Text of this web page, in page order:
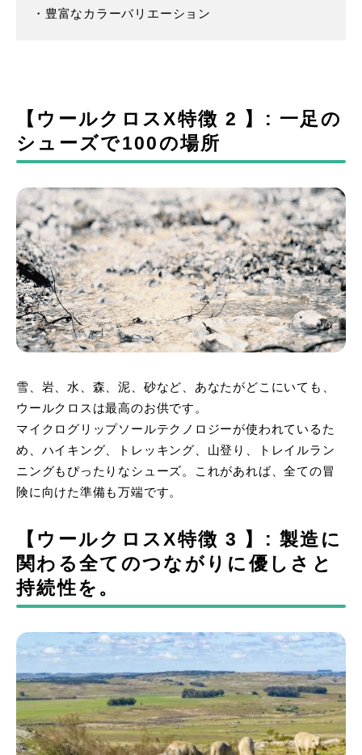
・豊富なカラーバリエーション
【ウールクロスX特徴 2 】: ⼀⾜の
シューズで100の場所
雪、岩、⽔、森、泥、砂など、あなたがどこにいても、
ウールクロスは最⾼のお供です。
マイクログリップソールテクノロジーが使われているた
め、ハイキング、トレッキング、⼭登り、トレイルラン
ニングもぴったりなシューズ。これがあれば、全ての冒
険に向けた準備も万端です。
【ウールクロスX特徴 3 】: 製造に
関わる全てのつながりに優しさと
持続性を。